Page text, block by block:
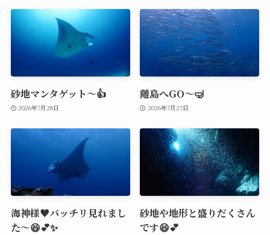
砂地マンタゲット～👍
2026年7月28日
離島へGO～🤿
2026年7月27日
海神様♥️バッチリ見れまし
た～😆💕✨
砂地や地形と盛りだくさん
です😆💕